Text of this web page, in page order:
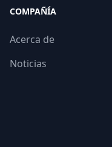
COMPAÑÍA
Acerca de
Noticias